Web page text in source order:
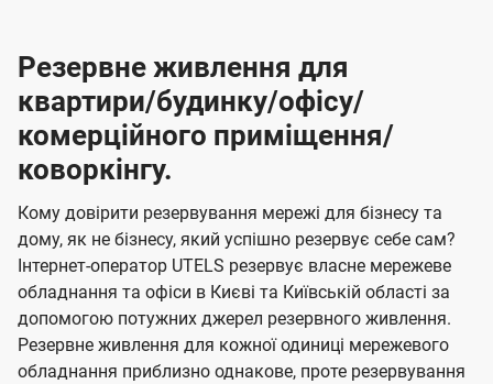
Резервне живлення для
квартири/будинку/офісу/
комерційного приміщення/
коворкінгу.
Кому довірити резервування мережі для бізнесу та
дому, як не бізнесу, який успішно резервує себе сам?
Інтернет-оператор UTELS резервує власне мережеве
обладнання та офіси в Києві та Київській області за
допомогою потужних джерел резервного живлення.
Резервне живлення для кожної одиниці мережевого
обладнання приблизно однакове, проте резервування